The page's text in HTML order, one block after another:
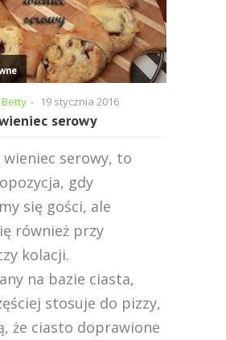
Betty - 19 stycznia 2016
serowy
wieniec serowy, to
gdy
się gości, ale
również przy
kolacji.
na bazie ciasta,
stosuje do pizzy,
że ciasto doprawione